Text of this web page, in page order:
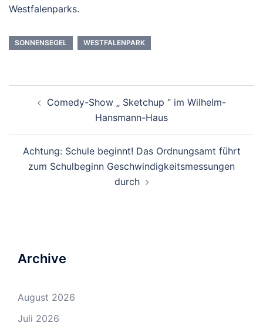
Westfalenparks.
SONNENSEGEL WESTFALENPARK
Navigation
Comedy-Show „ Sketchup “ im Wilhelm-
Hansmann-Haus
Achtung: Schule beginnt! Das Ordnungsamt führt
zum Schulbeginn Geschwindigkeitsmessungen
durch
Archive
August 2026
Juli 2026